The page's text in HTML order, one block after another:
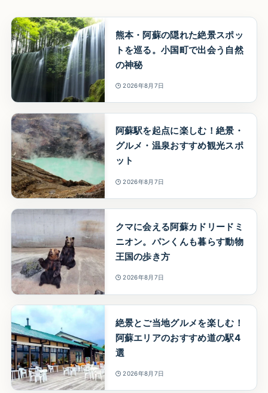
熊本・阿蘇の隠れた絶景スポッ
トを巡る。小国町で出会う自然
の神秘
2026年8月7日
阿蘇駅を起点に楽しむ！絶景・
グルメ・温泉おすすめ観光スポ
ット
2026年8月7日
クマに会える阿蘇カドリードミ
ニオン。パンくんも暮らす動物
王国の歩き方
2026年8月7日
絶景とご当地グルメを楽しむ！
阿蘇エリアのおすすめ道の駅4
選
2026年8月7日